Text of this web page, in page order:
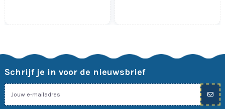
Schrijf je in voor de nieuwsbrief